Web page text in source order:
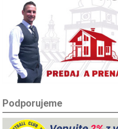
Podporujeme